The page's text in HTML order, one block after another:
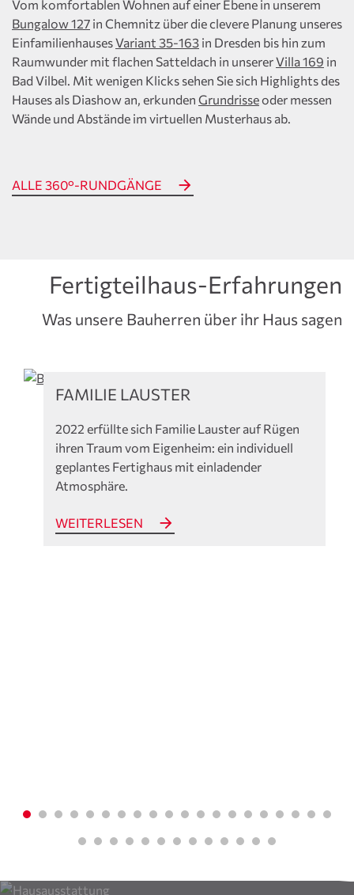
Vom komfortablen Wohnen auf einer Ebene in unserem
Bungalow 127 in Chemnitz über die clevere Planung unseres
EinfamilienhausesVariant 35-163 in Dresden bis hin zum
Raumwunder mit flachen Satteldach in unsererVilla 169 in
Bad Vilbel. Mit wenigen Klicks sehen Sie sich Highlights des
Hauses als Diashow an, erkunden Grundrisseoder messen
Wände und Abstände im virtuellen Musterhaus ab.
ALLE 360°-RUNDGÄNGE
Was unsere Bauherren über ihr Haus sagen
Fertigteilhaus-Erfahrungen
FAMILIE LAUSTER
2022 erfüllte sich Familie Lauster auf Rügen
ihren Traum vom Eigenheim: ein individuell
geplantes Fertighaus mit einladender
Atmosphäre.
WEITERLESEN